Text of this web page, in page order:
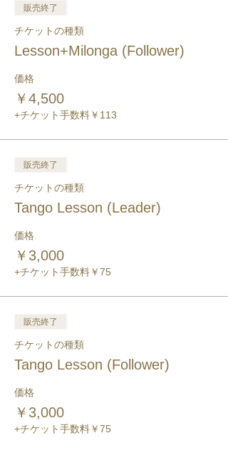
販売終了
チケットの種類
Lesson+Milonga (Follower)
価格
￥4,500
+チケット手数料￥113
販売終了
チケットの種類
Tango Lesson (Leader)
価格
￥3,000
+チケット手数料￥75
販売終了
チケットの種類
Tango Lesson (Follower)
価格
￥3,000
+チケット手数料￥75